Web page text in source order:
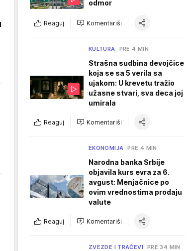
odmor
Reaguj Komentariši
KULTURA PRE 4 MIN
Strašna sudbina devojčice
koja se sa 5 verila sa
ujakom: U krevetu tražio
užasne stvari, sva deca joj
umirala
Reaguj Komentariši
EKONOMIJA PRE 4 MIN
Narodna banka Srbije
objavila kurs evra za 6.
avgust: Menjačnice po
ovim vrednostima prodaju
valute
Reaguj Komentariši
ZVEZDE I TRAČEVI PRE 34 MIN